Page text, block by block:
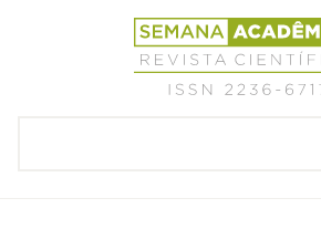
Revista
Científica
Semana